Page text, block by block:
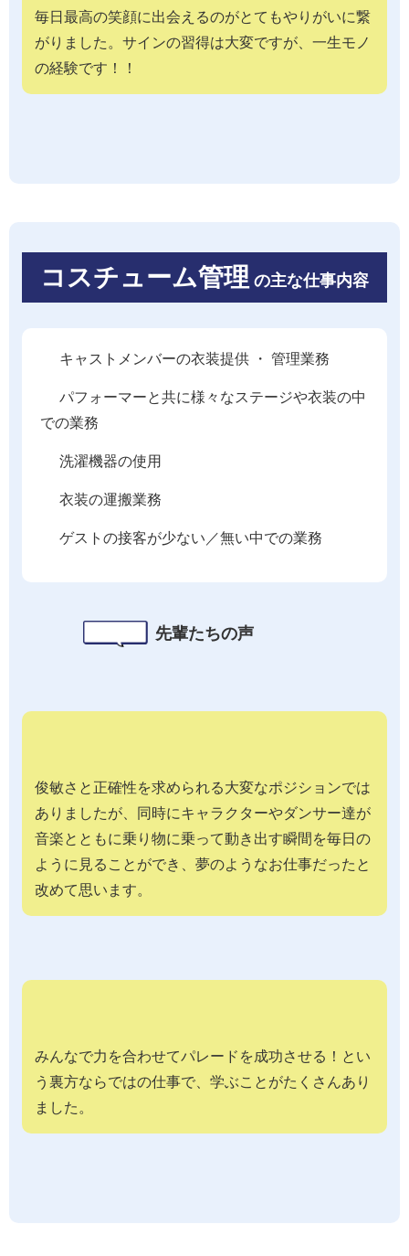
毎日最高の笑顔に出会えるのがとてもやりがいに繋
がりました。サインの習得は大変ですが、一生モノ
の経験です！！
コスチューム管理 の主な仕事内容
キャストメンバーの衣装提供 ・ 管理業務
パフォーマーと共に様々なステージや衣装の中
での業務
洗濯機器の使用
衣装の運搬業務
ゲストの接客が少ない／無い中での業務
先輩たちの声
俊敏さと正確性を求められる大変なポジションでは
ありましたが、同時にキャラクターやダンサー達が
音楽とともに乗り物に乗って動き出す瞬間を毎日の
ように見ることができ、夢のようなお仕事だったと
改めて思います。
みんなで力を合わせてパレードを成功させる！とい
う裏方ならではの仕事で、学ぶことがたくさんあり
ました。